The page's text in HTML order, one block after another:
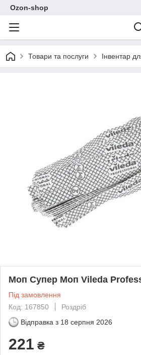
Ozon-shop
Товари та послуги Інвентар
Моп Супер Моп Vileda
Під замовлення
Код: 167850
Роздріб
Відправка з 18 серпня 2026
221 ₴